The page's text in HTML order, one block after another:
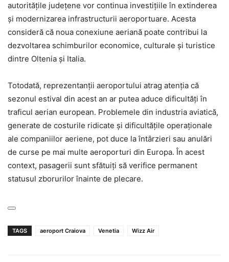
autoritățile județene vor continua investițiile în extinderea
și modernizarea infrastructurii aeroportuare. Acesta
consideră că noua conexiune aeriană poate contribui la
dezvoltarea schimburilor economice, culturale și turistice
dintre Oltenia și Italia.
Totodată, reprezentanții aeroportului atrag atenția că
sezonul estival din acest an ar putea aduce dificultăți în
traficul aerian european. Problemele din industria aviatică,
generate de costurile ridicate și dificultățile operaționale
ale companiilor aeriene, pot duce la întârzieri sau anulări
de curse pe mai multe aeroporturi din Europa. În acest
context, pasagerii sunt sfătuiți să verifice permanent
statusul zborurilor înainte de plecare.
TAGS aeroport Craiova Venetia Wizz Air